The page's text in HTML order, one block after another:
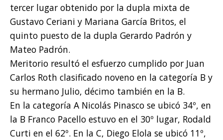
tercer lugar obtenido por la dupla mixta de
Gustavo Ceriani y Mariana García Britos, el
quinto puesto de la dupla Gerardo Padrón y
Mateo Padrón.
Meritorio resultó el esfuerzo cumplido por Juan
Carlos Roth clasificado noveno en la categoría B y
su hermano Julio, décimo también en la B.
En la categoría A Nicolás Pinasco se ubicó 34º, en
la B Franco Pacello estuvo en el 30º lugar, Rodald
Curti en el 62º. En la C, Diego Elola se ubicó 11º,